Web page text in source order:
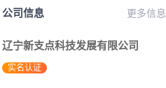
更多信息
公司信息
辽宁新支点科技发展有限公司
实名认证